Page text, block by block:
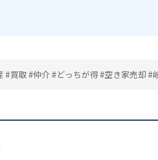
#買取 #仲介 #どっちが得 #空き家売却 #